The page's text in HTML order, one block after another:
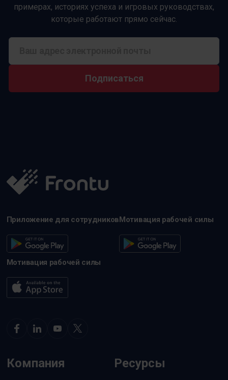
примерах, историях успеха и игровых руководствах,
которые работают прямо сейчас.
Подписаться
Приложение для сотрудниковМотивация рабочей силы
Мотивация рабочей силы
Компания Ресурсы